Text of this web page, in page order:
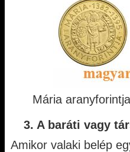
Mária
3. A baráti vagy
Amikor valaki belép